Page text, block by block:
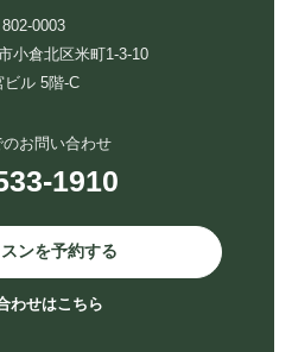
0003
小倉北区米町1-3-10
ビル 5階-C
のお問い合わせ
1910
ンを予約する
わせはこちら